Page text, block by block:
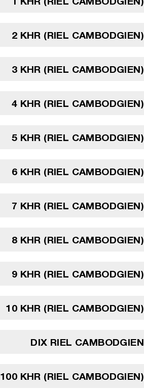
2 KHR (RIEL CAMBODGIEN)
3 KHR (RIEL CAMBODGIEN)
4 KHR (RIEL CAMBODGIEN)
5 KHR (RIEL CAMBODGIEN)
6 KHR (RIEL CAMBODGIEN)
7 KHR (RIEL CAMBODGIEN)
8 KHR (RIEL CAMBODGIEN)
9 KHR (RIEL CAMBODGIEN)
10 KHR (RIEL CAMBODGIEN)
DIX RIEL CAMBODGIEN
100 KHR (RIEL CAMBODGIEN)